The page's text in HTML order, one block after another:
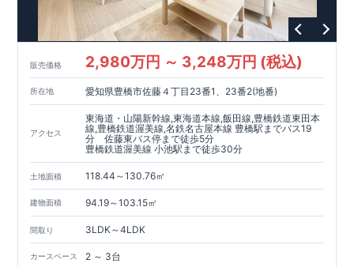
販売価格 2,980万円 ～ 3,248万円 (税込)
所在地 愛知県豊橋市佐藤４丁目23番1、23番2(地番)
アクセス
東海道・山陽新幹線,東海道本線,飯田線,豊橋鉄道東田本
線,豊橋鉄道渥美線,名鉄名古屋本線 豊橋駅までバス19
分 佐藤東バス停まで徒歩5分
豊橋鉄道渥美線 小池駅まで徒歩30分
土地面積 118.44～130.76㎡
建物面積 94.19～103.15㎡
間取り 3LDK～4LDK
カースペース 2 ～ 3台